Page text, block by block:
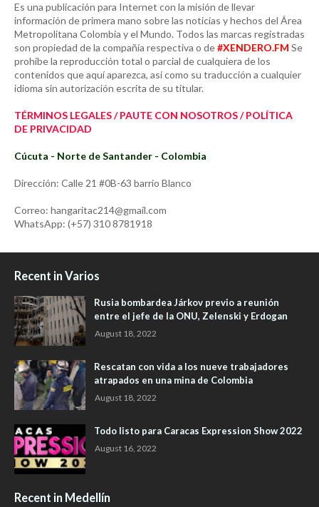
Es una publicación para Internet con la misión de llevar
información de primera mano sobre las noticias y hechos del Área
Metropolitana Colombia y el Mundo. Todos las marcas registradas
son propiedad de la compañía respectiva o de#XENDERO.FM Se
prohíbe la reproducción total o parcial de cualquiera de los
contenidos que aquí aparezca, así como su traducción a cualquier
idioma sin autorización escrita de su titular.
TÉRMINOS LEGALES / PAUTE CON NOSOTROS / POLÍTICA
DE PRIVACIDAD
Cúcuta - Norte de Santander - Colombia
Dirección: Calle 21 #0B-63 barrio Blanco
Correo: hangaritac214@gmail.com
WhatsApp: (+57) 310 8781918
Recent in Varios
Rusia bombardea Járkov previo a reunión
entre el jefe de la ONU, Zelenski y Erdogan
August 18, 2022
Rescatan con vida a los nueve trabajadores
atrapados en una mina de Colombia
August 18, 2022
Todo listo para Caracas Expression Show 2022
August 16, 2022
Recent in Medellín